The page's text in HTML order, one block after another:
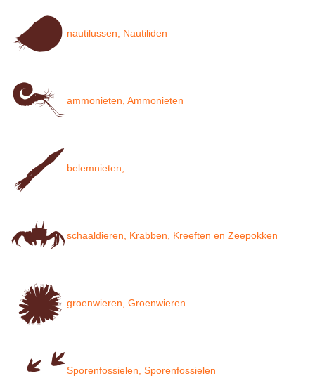
nautilussen, Nautiliden
ammonieten, Ammonieten
belemnieten,
schaaldieren, Krabben, Kreeften en Zeepokken
groenwieren, Groenwieren
Sporenfossielen, Sporenfossielen